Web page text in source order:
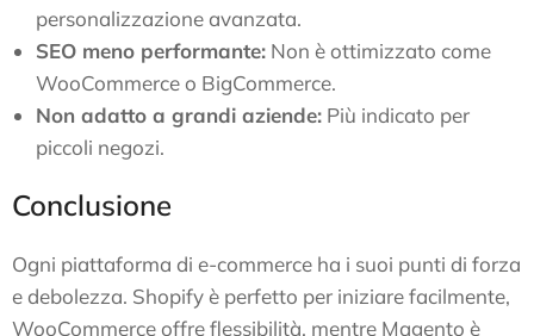
personalizzazione avanzata.
SEO meno performante: Non è ottimizzato come
WooCommerce o BigCommerce.
Non adatto a grandi aziende: Più indicato per
piccoli negozi.
Conclusione
Ogni piattaforma di e-commerce ha i suoi punti di forza
e debolezza. Shopify è perfetto per iniziare facilmente,
WooCommerce offre flessibilità, mentre Magento è